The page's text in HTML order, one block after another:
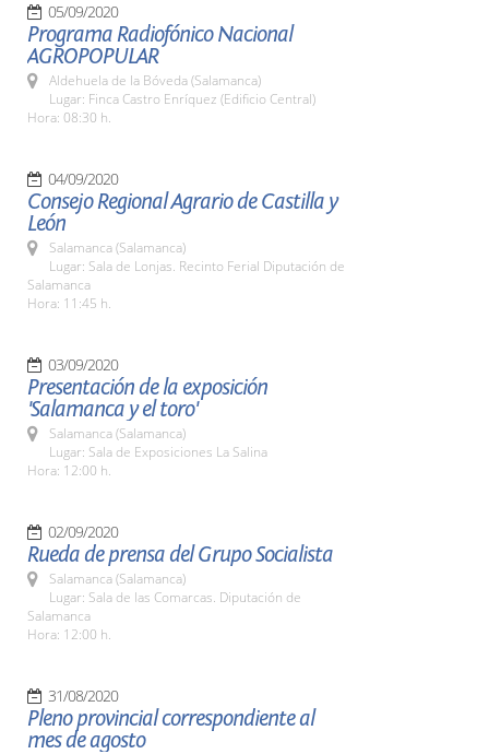
05/09/2020
Programa Radiofónico Nacional
AGROPOPULAR
Aldehuela de la Bóveda (Salamanca)
Lugar: Finca Castro Enríquez (Edificio Central)
Hora: 08:30 h.
04/09/2020
Consejo Regional Agrario de Castilla y
León
Salamanca (Salamanca)
Lugar: Sala de Lonjas. Recinto Ferial Diputación de
Salamanca
Hora: 11:45 h.
03/09/2020
Presentación de la exposición
'Salamanca y el toro'
Salamanca (Salamanca)
Lugar: Sala de Exposiciones La Salina
Hora: 12:00 h.
02/09/2020
Rueda de prensa del Grupo Socialista
Salamanca (Salamanca)
Lugar: Sala de las Comarcas. Diputación de
Salamanca
Hora: 12:00 h.
31/08/2020
Pleno provincial correspondiente al
mes de agosto